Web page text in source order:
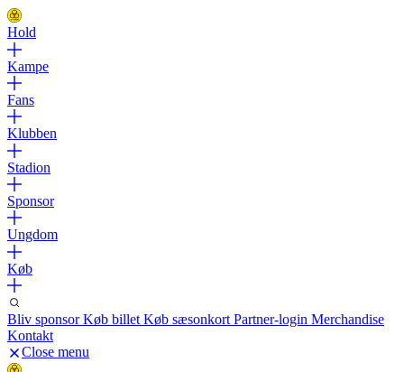
Hold
Kampe
Fans
Klubben
Stadion
Sponsor
Ungdom
Køb
Bliv sponsorKøb billet Køb sæsonkort Partner-login Merchandise
Kontakt
Close menu